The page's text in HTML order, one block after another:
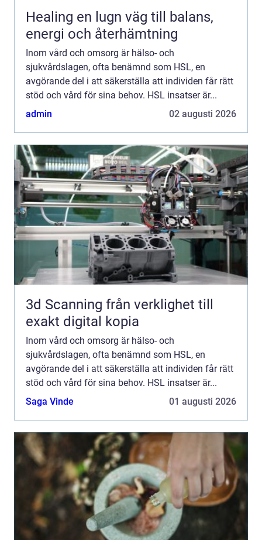
Healing en lugn väg till balans,
energi och återhämtning
Inom vård och omsorg är hälso- och
sjukvårdslagen, ofta benämnd som HSL, en
avgörande del i att säkerställa att individen får rätt
stöd och vård för sina behov. HSL insatser är...
admin
02 augusti 2026
3d Scanning från verklighet till
exakt digital kopia
Inom vård och omsorg är hälso- och
sjukvårdslagen, ofta benämnd som HSL, en
avgörande del i att säkerställa att individen får rätt
stöd och vård för sina behov. HSL insatser är...
Saga Vinde
01 augusti 2026